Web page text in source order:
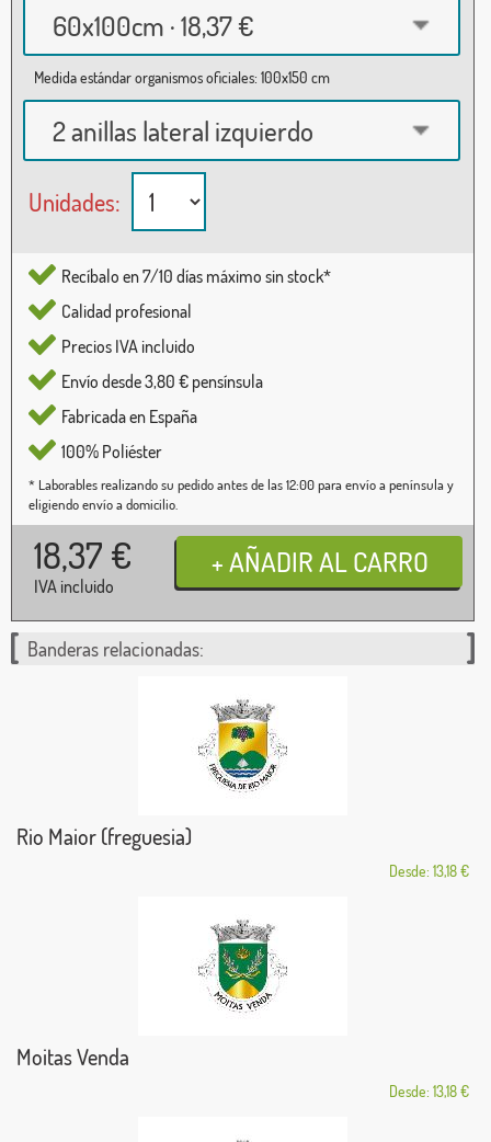
60x100cm · 18,37 €
Medida estándar organismos oficiales: 100x150 cm
2 anillas lateral izquierdo
Unidades:
Recíbalo en 7/10 días máximo sin stock*
Calidad profesional
Precios IVA incluido
Envío desde 3,80 € pensínsula
Fabricada en España
100% Poliéster
* Laborables realizando su pedido antes de las 12:00 para envío a península y
eligiendo envío a domicilio.
18,37 €
IVA incluido
Banderas relacionadas:
Rio Maior (freguesia)
Desde: 13,18 €
Moitas Venda
Desde: 13,18 €